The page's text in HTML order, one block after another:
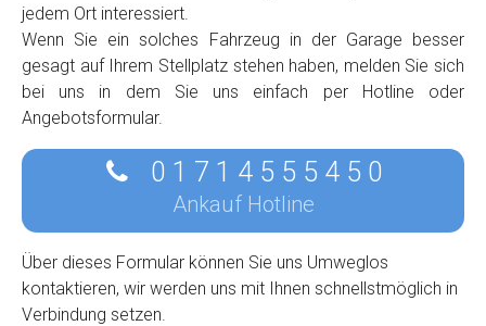
jedem Ort interessiert.
Wenn Sie ein solches Fahrzeug in der Garage besser
gesagt auf Ihrem Stellplatz stehen haben, melden Sie sich
bei uns in dem Sie uns einfach per Hotline oder
Angebotsformular.
0 1 7 1 4 5 5 5 4 5 0
Ankauf Hotline
Über dieses Formular können Sie uns Umweglos
kontaktieren, wir werden uns mit Ihnen schnellstmöglich in
Verbindung setzen.